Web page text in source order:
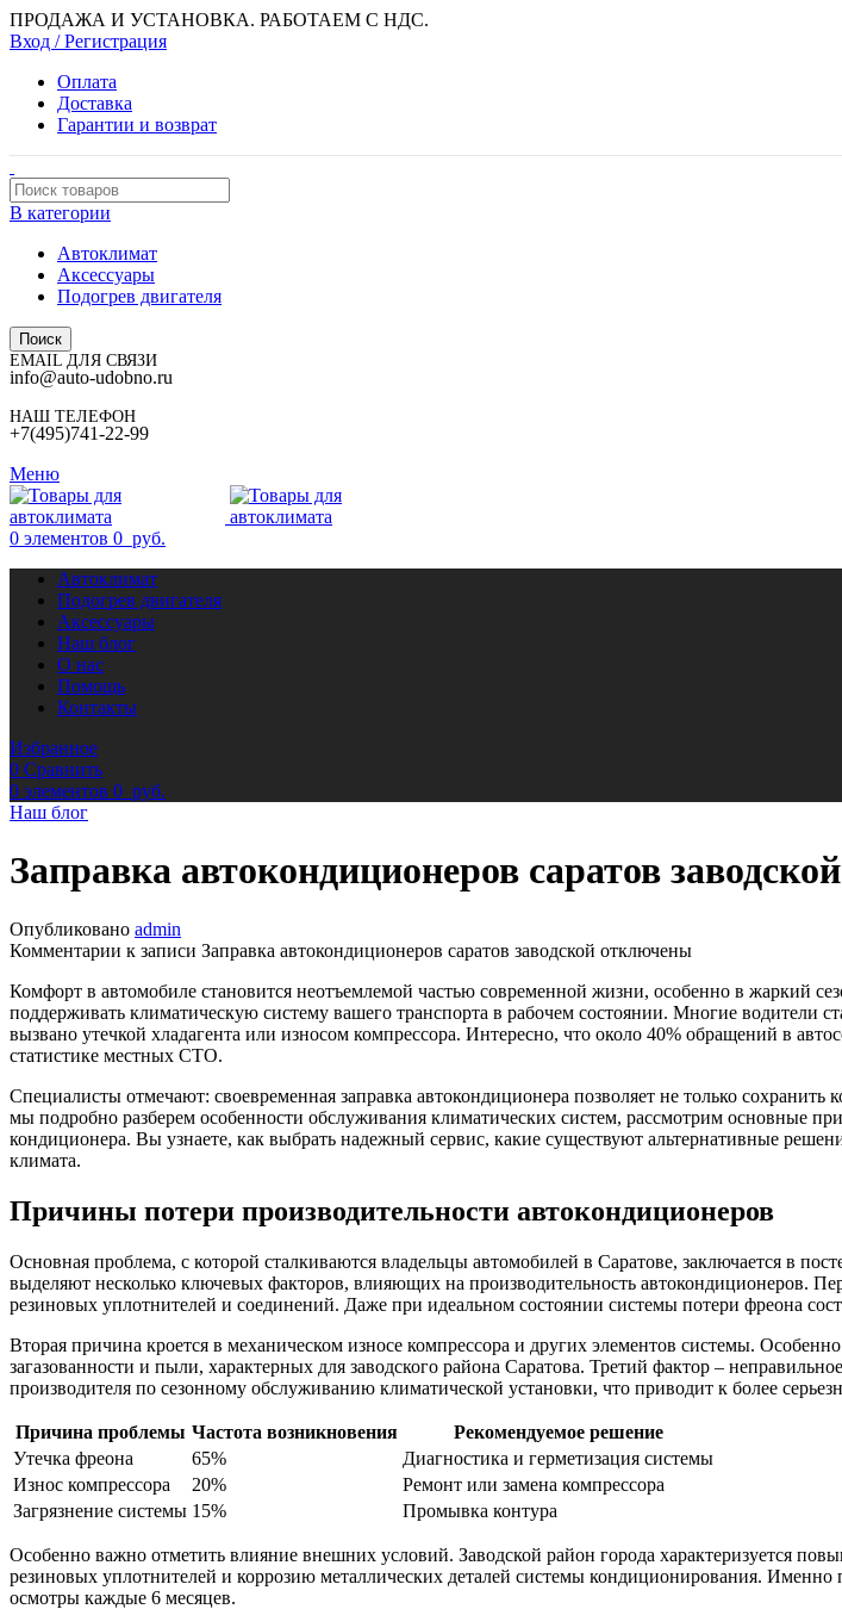
ПРОДАЖА И УСТАНОВКА. РАБОТАЕМ С НДС.
Вход / Регистрация
Оплата
Доставка
Гарантии и возврат
В категории
Автоклимат
Аксессуары
Подогрев двигателя
Поиск
EMAIL ДЛЯ СВЯЗИ
info@auto-udobno.ru
НАШ ТЕЛЕФОН
+7(495)741-22-99
Меню
0 элементов 0 руб.
Автоклимат
Подогрев двигателя
Аксессуары
Наш блог
О нас
Помощь
Контакты
Избранное
0 Сравнить
0 элементов 0 руб.
Наш блог
Заправка автокондиционеров саратов заводской
Опубликовано admin
Комментарии к записи Заправка автокондиционеров саратов заводской отключены
Комфорт в автомобиле становится неотъемлемой частью современной жизни, особенно в жаркий
поддерживать климатическую систему вашего транспорта в рабочем состоянии. Многие водители
вызвано утечкой хладагента или износом компрессора. Интересно, что около 40% обращений в
статистике местных СТО.
Специалисты отмечают: своевременная заправка автокондиционера позволяет не только
мы подробно разберем особенности обслуживания климатических систем, рассмотрим основные
кондиционера. Вы узнаете, как выбрать надежный сервис, какие существуют альтернативные
климата.
Причины потери производительности автокондиционеров
Основная проблема, с которой сталкиваются владельцы автомобилей в Саратове, заключается в
выделяют несколько ключевых факторов, влияющих на производительность автокондиционеров.
резиновых уплотнителей и соединений. Даже при идеальном состоянии системы потери фреона
Вторая причина кроется в механическом износе компрессора и других элементов системы.
загазованности и пыли, характерных для заводского района Саратова. Третий фактор –
производителя по сезонному обслуживанию климатической установки, что приводит к более
Причина проблемы Частота возникновения
Рекомендуемое решение
Утечка фреона
65%
Диагностика и герметизация системы
Износ компрессора
20%
Ремонт или замена компрессора
Загрязнение системы 15% Промывка контура
Особенно важно отметить влияние внешних условий. Заводской район города характеризуется
резиновых уплотнителей и коррозию металлических деталей системы кондиционирования.
осмотры каждые 6 месяцев.